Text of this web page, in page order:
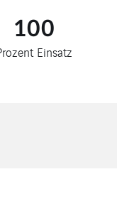
100
Einsatz